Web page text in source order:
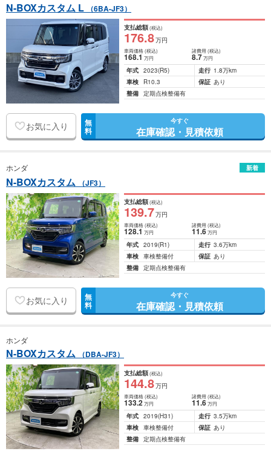
N-BOXカスタム L （6BA-JF3）
支払総額(税込)
176.8万円
車両価格(税込)
168.1万円
諸費用 (税込)
8.7 万円
年式 2023(R5) 走行 1.8万km
車検
R10.3 保証 あり
整備 定期点検整備有
お気に入り 無
料
今すぐ
在庫確認・見積依頼
ホンダ 新着
N-BOXカスタム （JF3）
支払総額(税込)
139.7万円
車両価格(税込)
128.1万円
諸費用 (税込)
11.6 万円
年式 2019(R1) 走行 3.6万km
車検 車検整備付 保証 あり
整備 定期点検整備有
お気に入り 無
料
今すぐ
在庫確認・見積依頼
ホンダ
N-BOXカスタム （DBA-JF3）
支払総額(税込)
144.8万円
車両価格(税込)
133.2万円
諸費用 (税込)
11.6 万円
年式 2019(H31) 走行 3.5万km
車検 車検整備付 保証 あり
整備 定期点検整備有